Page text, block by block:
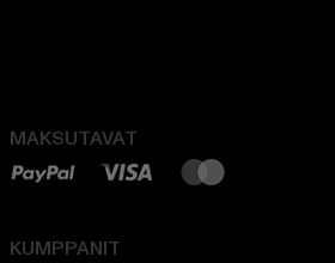
MAKSUTAVAT
KUMPPANIT